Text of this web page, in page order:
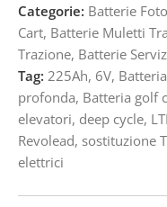
Categorie: Batterie
Cart, Batterie Muletti
Trazione, Batterie
Tag: 225Ah, 6V,
profonda, Batteria golf
elevatori, deep cycle,
Revolead, sostituzione
elettrici